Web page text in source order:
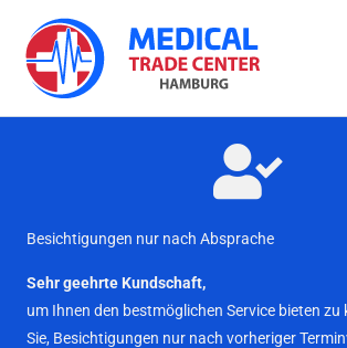
Inhalt
springen
Besichtigungen nur nach Absprache
Sehr geehrte Kundschaft,
um Ihnen den bestmöglichen Service bieten
Sie, Besichtigungen nur nach vorheriger